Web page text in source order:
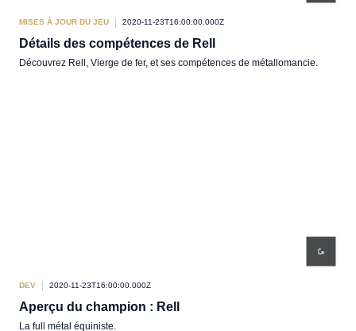
MISES À JOUR DU JEU 2020-11-23T16:00:00.000Z
Détails des compétences de Rell
Découvrez Rell, Vierge de fer, et ses compétences de métallomancie.
DEV 2020-11-23T16:00:00.000Z
Aperçu du champion : Rell
La full métal équiniste.